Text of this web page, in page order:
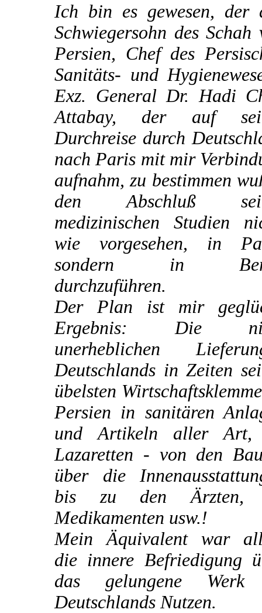
Ich bin es gewesen, der
Schwiegersohn des Schah
Persien, Chef des
Sanitäts- und
Exz. General Dr. Hadi
Attabay, der auf
Durchreise durch
nach Paris mit mir
aufnahm, zu bestimmen
den Abschluß
medizinischen Studien
wie vorgesehen, in
sondern in
durchzuführen.
Der Plan ist mir
Ergebnis: Die
unerheblichen
Deutschlands in Zeiten
übelsten
Persien in sanitären
und Artikeln aller Art,
Lazaretten - von den
über die
bis zu den Ärzten,
Medikamenten usw.!
Mein Äquivalent war
die innere Befriedigung
das gelungene Werk
Deutschlands Nutzen.